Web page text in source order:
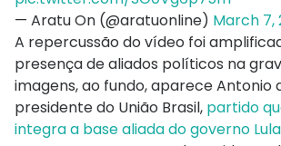
— Aratu On (@aratuonline) March 7,
A repercussão do vídeo foi
presença de aliados políticos na
imagens, ao fundo, aparece Antonio
presidente do União Brasil, partido
integra a base aliada do governo